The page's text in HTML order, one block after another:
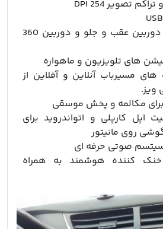
مجهز به ورودی دوربین عقب و جلو و دوربین 360
های تلویزیون و ماهواره
مسیرباب آنلاین و آفلاین از
ویز.
مکالمه و پخش موسقی
اپل کارپلی و اتواندروید برای
روی مانیتور
صوتی حرفه ای
کننده هوشمند به همراه